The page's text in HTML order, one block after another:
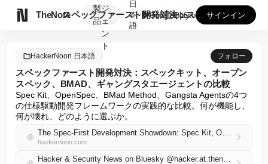
TheNote
製
品
ジ
ェ
ン
ト
スペックファースト開発対決：スペックキット、オープンスペック...
日
本
語
GooglePlay
AppStore サインイン
HackerNoon 日本語 フォロー
スペックファースト開発対決：スペックキット、オープン
スペック、BMAD、ギャングスタエージェントの比較
Spec Kit、OpenSpec、BMad Method、Gangsta Agentsの4つ
の仕様駆動開発フレームワークの実践的な比較。何が機能し、
何が壊れ、どのように選ぶか。
The Spec-First Development Showdown: Spec Kit, OpenSpec, BMad and Gangsta Agents Compared
hackernoon.com
Hacker & Security News on Bluesky @hacker.at.thenote.app